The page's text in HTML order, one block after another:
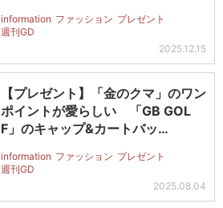
information ファッション プレゼント
週刊GD
2025.12.15
【プレゼント】「金のクマ」のワン
ポイントが愛らしい 「GB GOL
F」のキャップ&カートバッ…
information ファッション プレゼント
週刊GD
2025.08.04